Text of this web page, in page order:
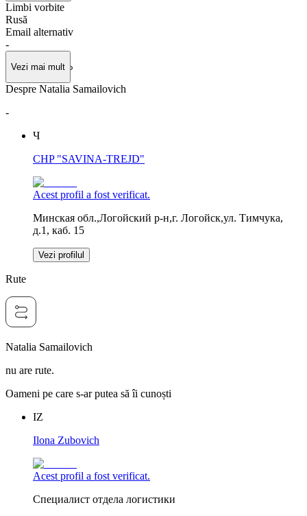
Limbi vorbite
Rusă
Email alternativ
-
Vezi mai mult
Despre Natalia Samailovich
-
Ч
CHP "SAVINA-TREJD"
Acest profil a fost verificat.
Минская обл.,Логойский р-н,г. Логойск,ул. Тимчука,
д.1, каб. 15
Vezi profilul
Rute
Natalia Samailovich
nu are rute.
Oameni pe care s-ar putea să îi cunoști
IZ
Ilona Zubovich
Acest profil a fost verificat.
Специалист отдела логистики